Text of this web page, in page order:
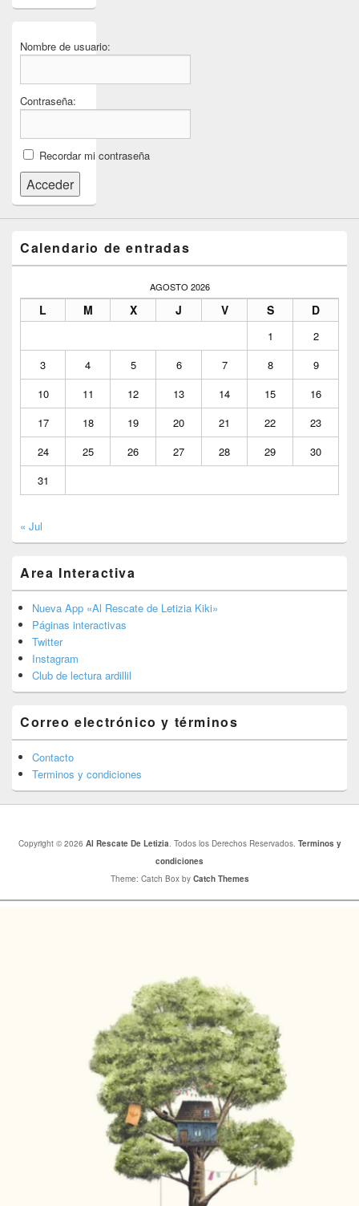
Nombre de usuario:
Contraseña:
Recordar mi contraseña
Acceder
Calendario de entradas
AGOSTO 2026
L M X J V S D
1
2
3
4 5 6 7 8
9
10
11 12 13 14 15
16
17
18 19 20 21 22
23
24
25 26 27 28 29
30
31
« Jul
Area Interactiva
Nueva App «Al Rescate de Letizia Kiki»
Páginas interactivas
Twitter
Instagram
Club de lectura ardillil
Correo electrónico y términos
Contacto
Terminos y condiciones
Copyright © 2026 Al Rescate De Letizia . Todos los Derechos Reservados. Terminos y
condiciones
Theme: Catch Box by Catch Themes